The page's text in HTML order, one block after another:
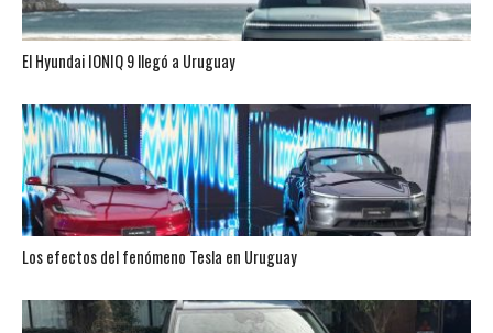
El Hyundai IONIQ 9 llegó a Uruguay
Los efectos del fenómeno Tesla en Uruguay